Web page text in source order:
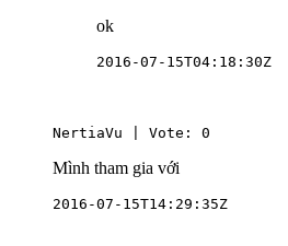
ok
2016-07-15T04:18:30Z
NertiaVu | Vote: 0
Mình tham gia với
2016-07-15T14:29:35Z